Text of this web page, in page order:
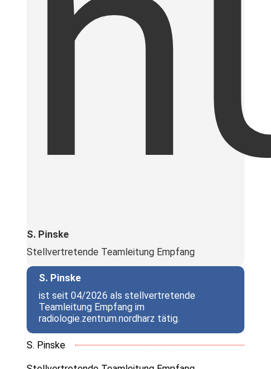
S. Pinske
Stellvertretende Teamleitung Empfang
S. Pinske
ist seit 04/2026 als stellvertretende
Teamleitung Empfang im
radiologie.zentrum.nordharz tätig.
S. Pinske